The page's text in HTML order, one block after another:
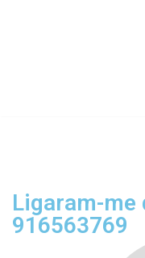
Ligaram-me
916563769